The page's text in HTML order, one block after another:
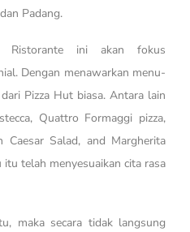
Padang.
Ristorante ini akan fokus
Dengan menawarkan menu-
Pizza Hut biasa. Antara lain
Quattro Formaggi pizza,
Caesar Salad, and Margherita
itu telah menyesuaikan cita rasa
maka secara tidak langsung